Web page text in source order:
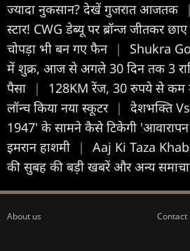
ज्यादा नुकसान? देखें गुजरात आजतक
|
स्टार! CWG डेब्यू पर ब्रॉन्ज जीतकर
चोपड़ा भी बन गए फैन |
Shukra
में शुक्र, आज से अगले 30 दिन तक 3
पैसा
|
128KM रेंज, 30 रुपये से कम
लॉन्च किया नया स्कूटर |
देशभक्ति Vs
1947' के सामने कैसे टिकेगी
इमरान हाशमी
|
Aaj Ki Taza
की सुबह की बड़ी खबरें और अन्य
About us Contact